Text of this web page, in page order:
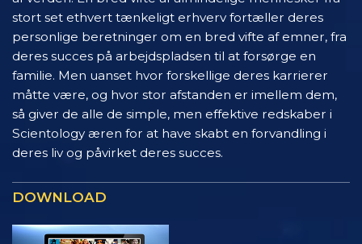
stort set ethvert tænkeligt erhverv fortæller deres
personlige beretninger om en bred vifte af emner, fra
deres succes på arbejdspladsen til at forsørge en
familie. Men uanset hvor forskellige deres karrierer
måtte være, og hvor stor afstanden er imellem dem,
så giver de alle de simple, men effektive redskaber i
Scientology æren for at have skabt en forvandling i
deres liv og påvirket deres succes.
DOWNLOAD